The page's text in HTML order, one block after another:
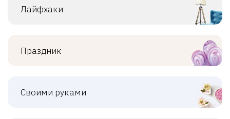
Лайфхаки
Праздник
Своими руками